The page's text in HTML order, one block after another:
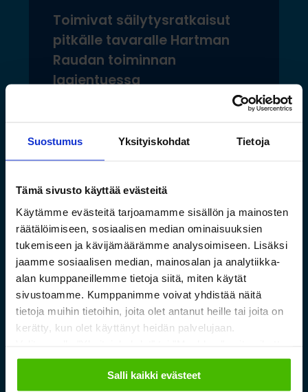
Suostumus Yksityiskohdat Tietoja
Tämä sivusto käyttää evästeitä
Käytämme evästeitä tarjoamamme sisällön ja mainosten
räätälöimiseen, sosiaalisen median ominaisuuksien
tukemiseen ja kävijämäärämme analysoimiseen. Lisäksi
jaamme sosiaalisen median, mainosalan ja analytiikka-
alan kumppaneillemme tietoja siitä, miten käytät
sivustoamme. Kumppanimme voivat yhdistää näitä
tietoja muihin tietoihin, joita olet antanut heille tai joita on
kerätty, kun olet käyttänyt heidän palvelujaan.
sallimiisi evästeisiin.
Salli kaikki evästeet
Toimivat säilytysratkaisut
pitkälle tavaralle Hartman
Raudan toiminnan
laajentuessa
Saamelaismuseon ja
luontokeskuksen esineistölle